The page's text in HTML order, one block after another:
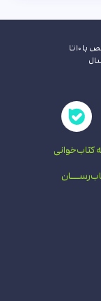
شــبکه توزیـع کتاب‌های شـاخص با ۱۰ تا
کتاب‌خوانی